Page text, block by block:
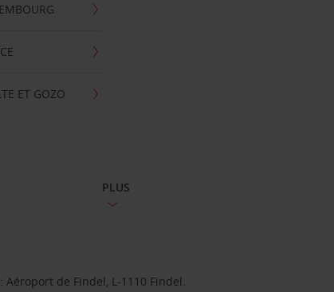
ET GOZO
PLUS
de Findel, L-1110 Findel.